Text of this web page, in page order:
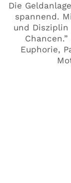
Die
spannend.
und
Euphorie,